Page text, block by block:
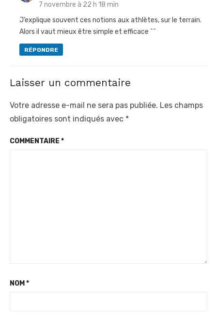
7 novembre à 22 h 18 min
J’explique souvent ces notions aux athlètes, sur le terrain.
Alors il vaut mieux être simple et efficace ^^
RÉPONDRE
Laisser un commentaire
Votre adresse e-mail ne sera pas publiée. Les champs
obligatoires sont indiqués avec *
COMMENTAIRE *
NOM *